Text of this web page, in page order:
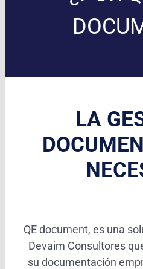
LA
QE document, es una
Devaim Consultores
su documentación